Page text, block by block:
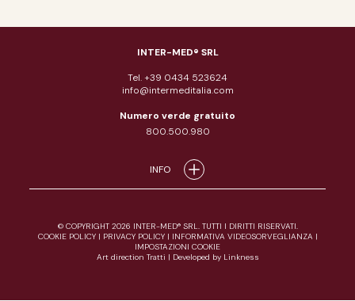
INTER-MED® SRL
Tel. +39 0434 523624
info@intermeditalia.com
Numero verde gratuito
800.500.980
INFO
© COPYRIGHT 2026 INTER-MED® SRL. TUTTI I DIRITTI RISERVATI.
COOKIE POLICY| PRIVACY POLICY| INFORMATIVA VIDEOSORVEGLIANZA |
IMPOSTAZIONI COOKIE
Art direction Tratti | Developed by Linkness